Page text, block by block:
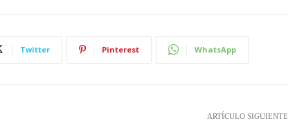
Twitter Pinterest WhatsApp
ARTÍCULO SIGUIENTE